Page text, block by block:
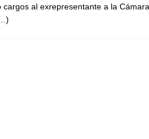
vinculado al entramado empresarial
al exrepresentante a la